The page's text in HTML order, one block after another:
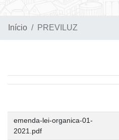
Início PREVILUZ
emenda-lei-organica-01-
2021.pdf